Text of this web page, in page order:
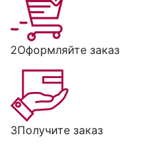
2Оформляйте заказ
3Получите заказ